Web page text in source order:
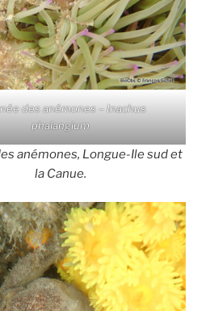
des anémones – Inachus
phalangium
anémones, Longue-Ile sud et
la Canue.